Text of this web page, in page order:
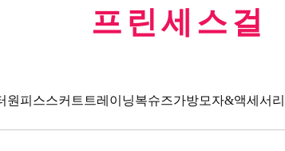
프린세스걸
원피스스커트 트레이닝복슈즈가방모자&액세서리